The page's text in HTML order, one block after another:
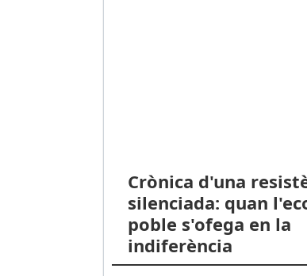
Crònica d'una
silenciada: quan
poble s'ofega en la
indiferència